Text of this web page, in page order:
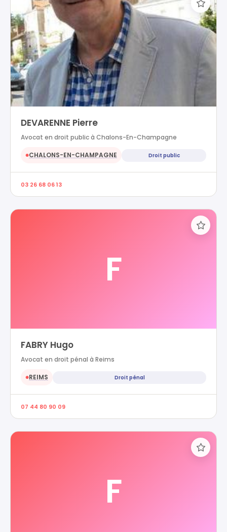
DEVARENNE Pierre
Avocat en droit public à Chalons-En-Champagne
●CHALONS-EN-CHAMPAGNE Droit public
03 26 68 06 13
F
FABRY Hugo
Avocat en droit pénal à Reims
●REIMS Droit pénal
07 44 80 90 09
F